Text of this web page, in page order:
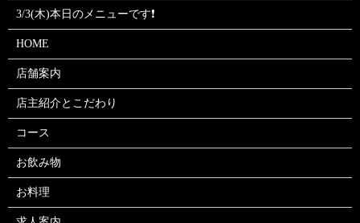
3/3(木)本日のメニューです❗
HOME
店舗案内
店主紹介とこだわり
コース
お飲み物
お料理